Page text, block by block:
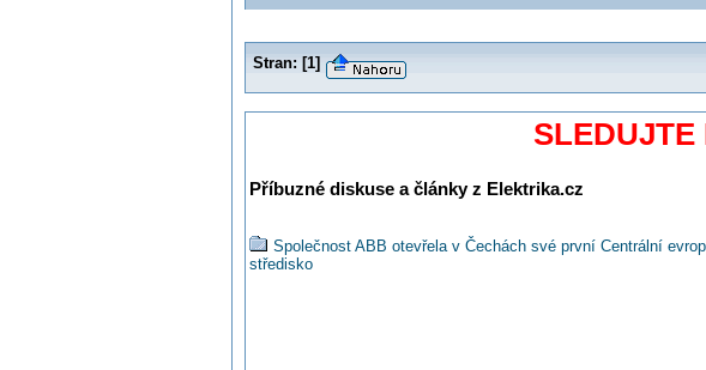
Stran: [1]
SLEDUJTE
Příbuzné diskuse a články z Elektrika.cz
Společnost ABB otevřela v Čechách své první Centrální
středisko